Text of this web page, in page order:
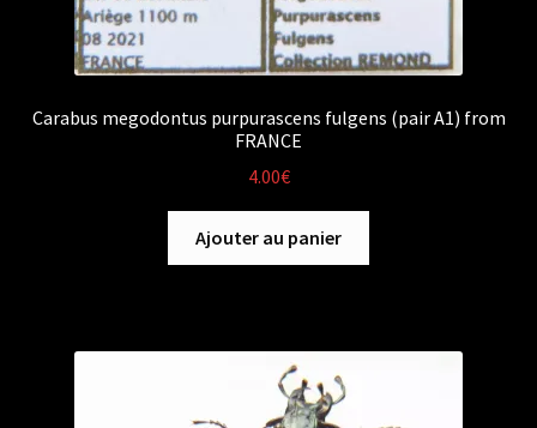
Carabus megodontus purpurascens fulgens (pair A1) from
FRANCE
4.00€
Ajouter au panier